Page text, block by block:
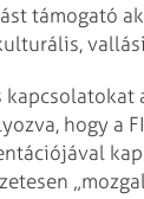
támogató
hogy a